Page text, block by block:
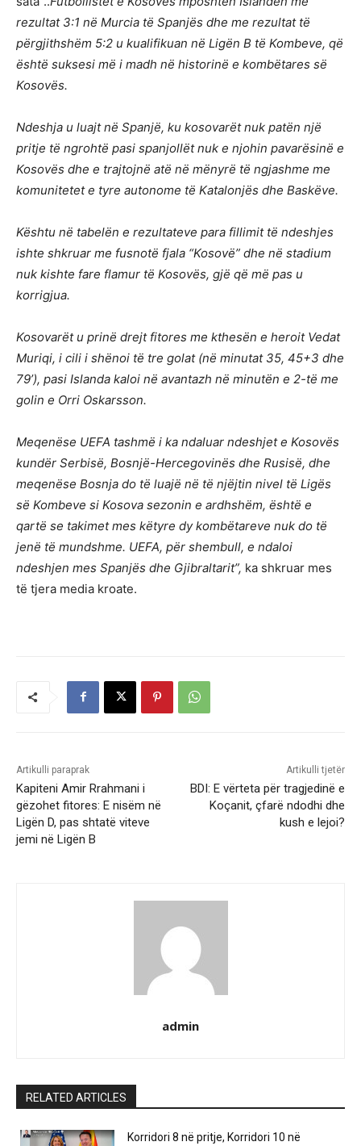
rezultat 3:1 në Murcia të Spanjës dhe me rezultat të
përgjithshëm 5:2 u kualifikuan në Ligën B të Kombeve, që
është suksesi më i madh në historinë e kombëtares së
Kosovës.
Ndeshja u luajt në Spanjë, ku kosovarët nuk patën një
pritje të ngrohtë pasi spanjollët nuk e njohin pavarësinë e
Kosovës dhe e trajtojnë atë në mënyrë të ngjashme me
komunitetet e tyre autonome të Katalonjës dhe Baskëve.
Kështu në tabelën e rezultateve para fillimit të ndeshjes
ishte shkruar me fusnotë fjala “Kosovë” dhe në stadium
nuk kishte fare flamur të Kosovës, gjë që më pas u
korrigjua.
Kosovarët u prinë drejt fitores me kthesën e heroit Vedat
Muriqi, i cili i shënoi të tre golat (në minutat 35, 45+3 dhe
79’), pasi Islanda kaloi në avantazh në minutën e 2-të me
golin e Orri Oskarsson.
Meqenëse UEFA tashmë i ka ndaluar ndeshjet e Kosovës
kundër Serbisë, Bosnjë-Hercegovinës dhe Rusisë, dhe
meqenëse Bosnja do të luajë në të njëjtin nivel të Ligës
së Kombeve si Kosova sezonin e ardhshëm, është e
qartë se takimet mes këtyre dy kombëtareve nuk do të
jenë të mundshme. UEFA, për shembull, e ndaloi
ndeshjen mes Spanjës dhe Gjibraltarit”, ka shkruar mes
të tjera media kroate.
Artikulli paraprak
Kapiteni Amir Rrahmani i
gëzohet fitores: E nisëm në
Ligën D, pas shtatë viteve
jemi në Ligën B
Artikulli tjetër
BDI: E vërteta për tragjedinë e
Koçanit, çfarë ndodhi dhe
kush e lejoi?
admin
RELATED ARTICLES
Korridori 8 në pritje, Korridori 10 në